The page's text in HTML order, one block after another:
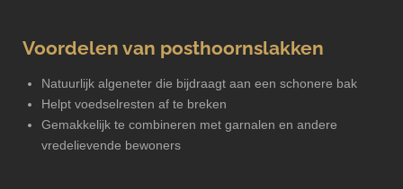
Voordelen van posthoornslakken
Natuurlijk algeneter die bijdraagt aan een schonere bak
Helpt voedselresten af te breken
Gemakkelijk te combineren met garnalen en andere
vredelievende bewoners